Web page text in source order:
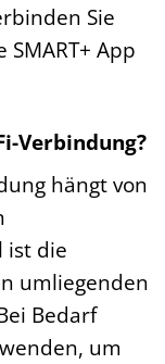
Sie
App
Verbindung?
hängt von
ist die
umliegenden
Bedarf
um